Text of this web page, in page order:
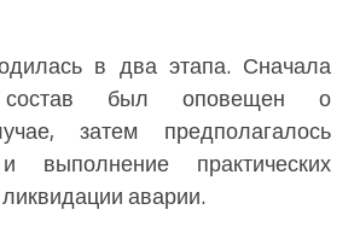
в два этапа. Сначала
состав был оповещен о
затем предполагалось
выполнение практических
аварии.